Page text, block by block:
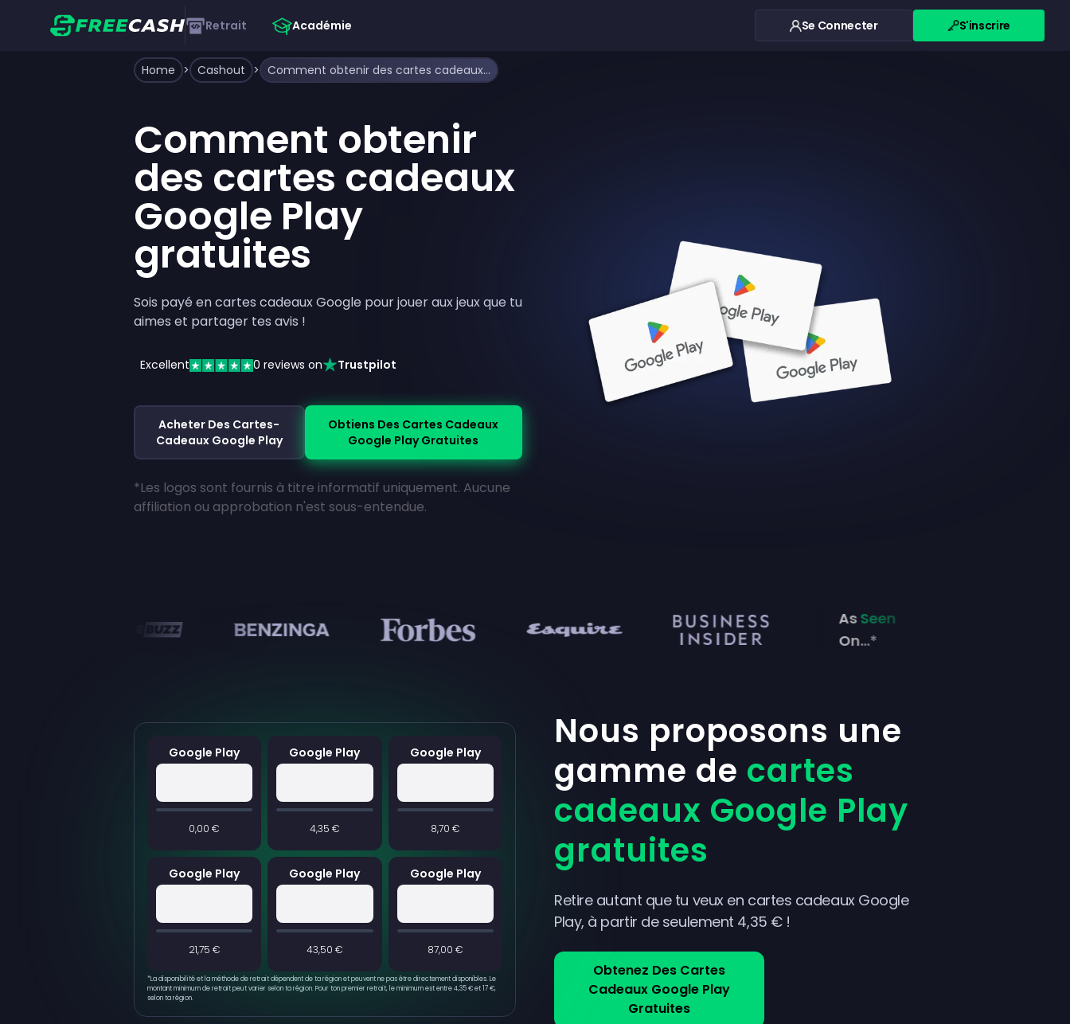
Retrait Académie Se Connecter S'inscrire
Home > Cashout > Comment obtenir des cartes cadeaux Google Play gratuites
Comment obtenir
des cartes cadeaux
Google Play
gratuites
Sois payé en cartes cadeaux Google pour jouer aux jeux que tu
aimes et partager tes avis !
Excellent 0 reviews on Trustpilot
Acheter Des Cartes-
Cadeaux Google Play
Obtiens Des Cartes Cadeaux
Google Play Gratuites
*Les logos sont fournis à titre informatif uniquement. Aucune
affiliation ou approbation n'est sous-entendue.
AsSeen
On...*
Google Play
0,00 €
Google Play
4,35 €
Google Play
8,70 €
Google Play
21,75 €
Google Play
43,50 €
Google Play
87,00 €
*La disponibilité et la méthode de retrait dépendent de ta région et peuvent ne pas être directement disponibles. Le
montant minimum de retrait peut varier selon ta région. Pour ton premier retrait, le minimum est entre 4,35 € et 17 €,
selon ta région.
Nous proposons une
gamme de cartes
cadeaux Google Play
gratuites
Retire autant que tu veux en cartes cadeaux Google
Play, à partir de seulement 4,35 € !
Obtenez Des Cartes
Cadeaux Google Play
Gratuites